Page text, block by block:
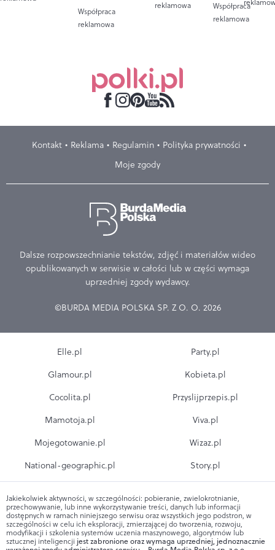
Współpraca
reklamowa
reklamowa
Współpraca
reklamowa
Kontakt Reklama Regulamin
Polityka prywatności
Moje zgody
Dalsze rozpowszechnianie tekstów, zdjęć i materiałów wideo
opublikowanych w serwisie w całości lub w części wymaga
uprzedniej zgody wydawcy.
©BURDA MEDIA POLSKA SP. Z O. O. 2026
Elle.pl
Glamour.pl
Cocolita.pl
Mamotoja.pl
Mojegotowanie.pl
National-geographic.pl
Party.pl
Kobieta.pl
Przyslijprzepis.pl
Viva.pl
Wizaz.pl
Story.pl
Jakiekolwiek aktywności, w szczególności: pobieranie, zwielokrotnianie,
przechowywanie, lub inne wykorzystywanie treści, danych lub informacji
dostępnych w ramach niniejszego serwisu oraz wszystkich jego podstron, w
szczególności w celu ich eksploracji, zmierzającej do tworzenia, rozwoju,
modyfikacji i szkolenia systemów uczenia maszynowego, algorytmów lub
sztucznej inteligencji jest zabronione oraz wymaga uprzedniej, jednoznacznie